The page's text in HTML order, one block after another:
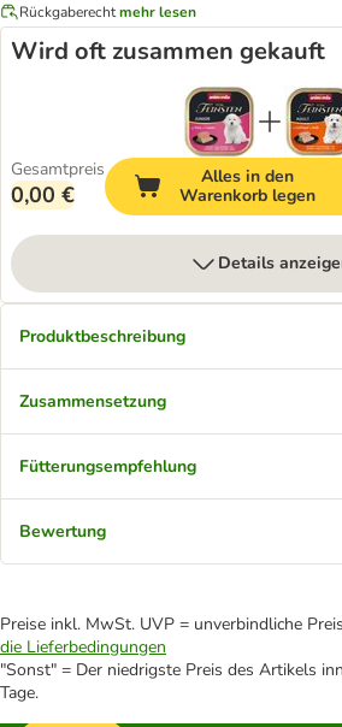
Rückgaberechtmehr lesen
Wird oft zusammen gekauft
Gesamtpreis
0,00 €
Alles in den
Warenkorb legen
Details
Produktbeschreibung
Zusammensetzung
Fütterungsempfehlung
Bewertung
Preise inkl. MwSt. UVP = unverbindliche
die Lieferbedingungen
"Sonst" = Der niedrigste Preis des Artikels
Tage.